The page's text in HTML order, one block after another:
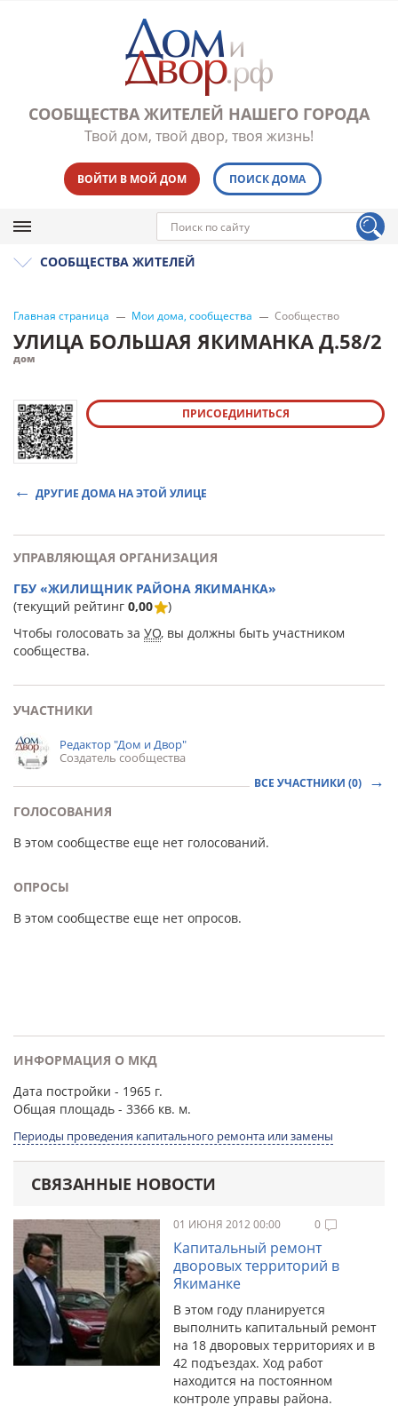
СООБЩЕСТВА ЖИТЕЛЕЙ НАШЕГО ГОРОДА
Твой дом, твой двор, твоя жизнь!
ВОЙТИ В МОЙ ДОМ ПОИСК ДОМА
СООБЩЕСТВА ЖИТЕЛЕЙ
Главная страница Мои дома, сообщества Сообщество
УЛИЦА БОЛЬШАЯ ЯКИМАНКА Д.58/2
дом
ПРИСОЕДИНИТЬСЯ
ДРУГИЕ ДОМА НА ЭТОЙ УЛИЦЕ
УПРАВЛЯЮЩАЯ ОРГАНИЗАЦИЯ
ГБУ «ЖИЛИЩНИК РАЙОНА ЯКИМАНКА»
(текущий рейтинг 0,00
)
Чтобы голосовать за УО, вы должны быть участником
сообщества.
УЧАСТНИКИ
Редактор "Дом и Двор"
Создатель сообщества
ВСЕ УЧАСТНИКИ (0)
ГОЛОСОВАНИЯ
В этом сообществе еще нет голосований.
ОПРОСЫ
В этом сообществе еще нет опросов.
ИНФОРМАЦИЯ О МКД
Дата постройки - 1965 г.
Общая площадь - 3366 кв. м.
Периоды проведения капитального ремонта или замены
СВЯЗАННЫЕ НОВОСТИ
01 ИЮНЯ 2012 00:00 0
Капитальный ремонт
дворовых территорий в
Якиманке
В этом году планируется
выполнить капитальный ремонт
на 18 дворовых территориях и в
42 подъездах. Ход работ
находится на постоянном
контроле управы района.